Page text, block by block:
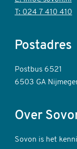
T: 024 7 410 410
Postadres
Postbus 6521
6503 GA
Over
Sovon is het